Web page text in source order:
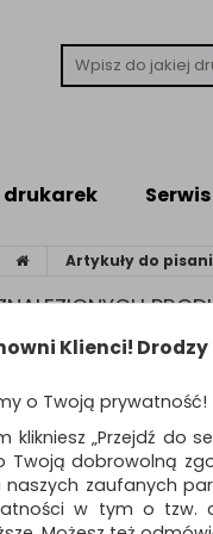
drukarek
Artykuły do
Klienci!
o Twoją prywatność!
klikniesz „Przejdź do
Twoją dobrowolną
naszych zaufanych
w tym o tzw.